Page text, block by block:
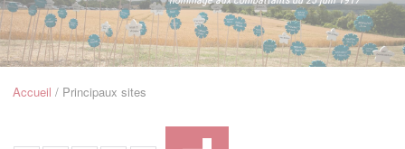
Navigation
FilAccueil Principaux sites